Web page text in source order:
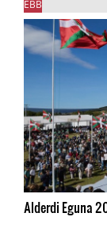
EBB
Alderdi Eguna